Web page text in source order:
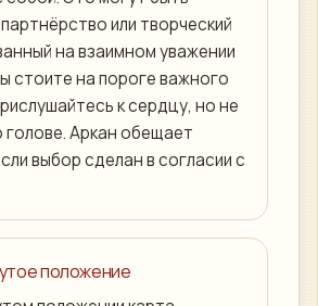
или творческий
на взаимном уважении
стоите на пороге важного
к сердцу, но не
голове. Аркан обещает
выбор сделан в согласии с
положение